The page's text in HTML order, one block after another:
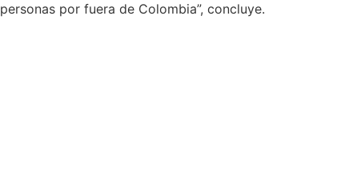
por fuera de Colombia”, concluye.